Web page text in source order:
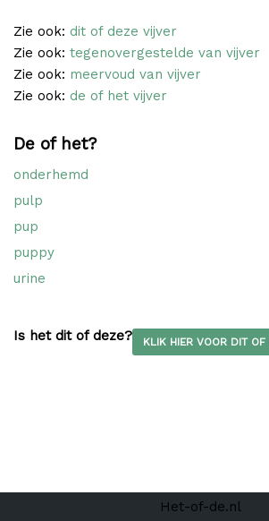
Zie ook: dit of deze vijver
Zie ook: tegenovergestelde van vijver
Zie ook: meervoud van vijver
Zie ook: de of het vijver
De of het?
onderhemd
pulp
pup
puppy
urine
Is het dit of deze? KLIK HIER VOOR DIT OF
Het-of-de.nl